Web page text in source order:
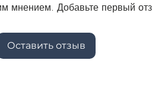
мнением. Добавьте первый
Оставить отзыв